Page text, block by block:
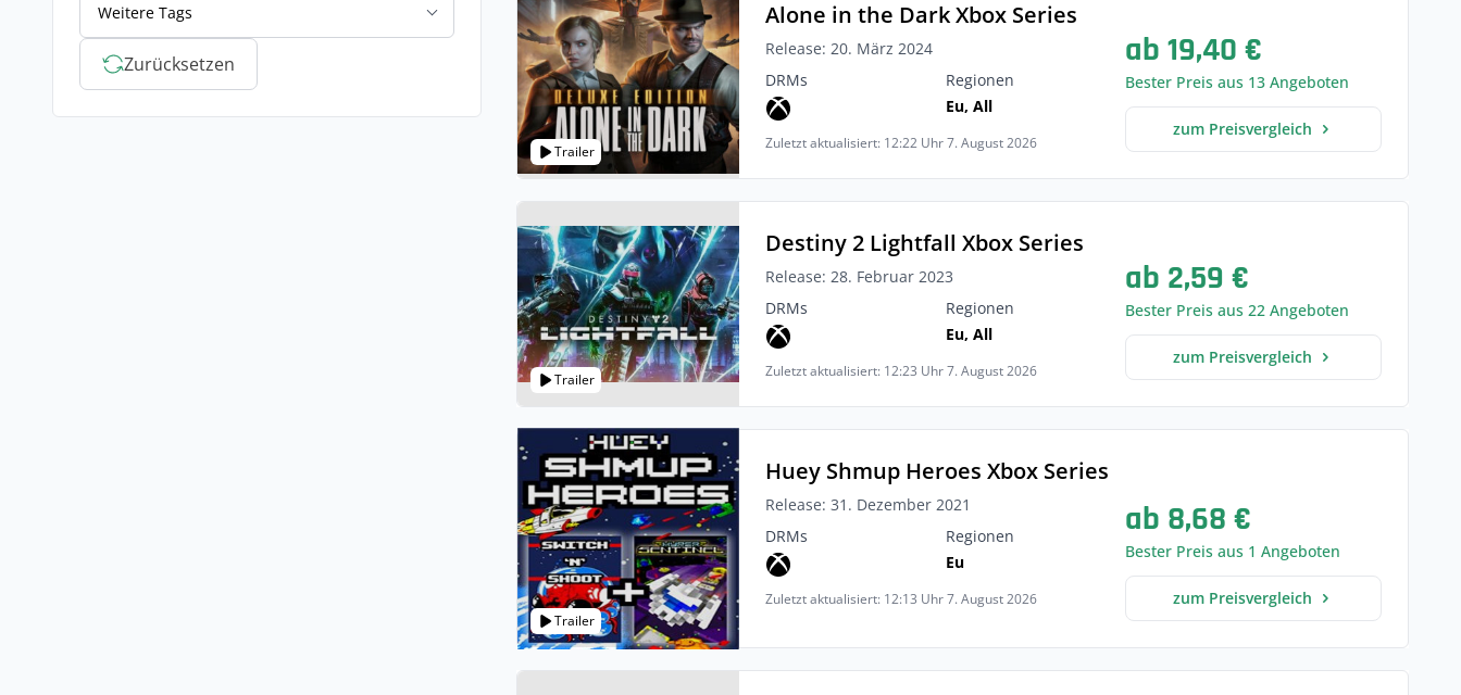
Weitere Tags
Zurücksetzen
Trailer
Alone in the Dark Xbox Series
Release: 20. März 2024
DRMs
Regionen
Eu, All
Zuletzt aktualisiert: 12:22 Uhr 7. August 2026
ab 19,40 €
Bester Preis aus 13 Angeboten
zum Preisvergleich
Trailer
Destiny 2 Lightfall Xbox Series
Release: 28. Februar 2023
DRMs
Regionen
Eu, All
Zuletzt aktualisiert: 12:23 Uhr 7. August 2026
ab 2,59 €
Bester Preis aus 22 Angeboten
zum Preisvergleich
Trailer
Huey Shmup Heroes Xbox Series
Release: 31. Dezember 2021
DRMs
Regionen
Eu
Zuletzt aktualisiert: 12:13 Uhr 7. August 2026
ab 8,68 €
Bester Preis aus 1 Angeboten
zum Preisvergleich